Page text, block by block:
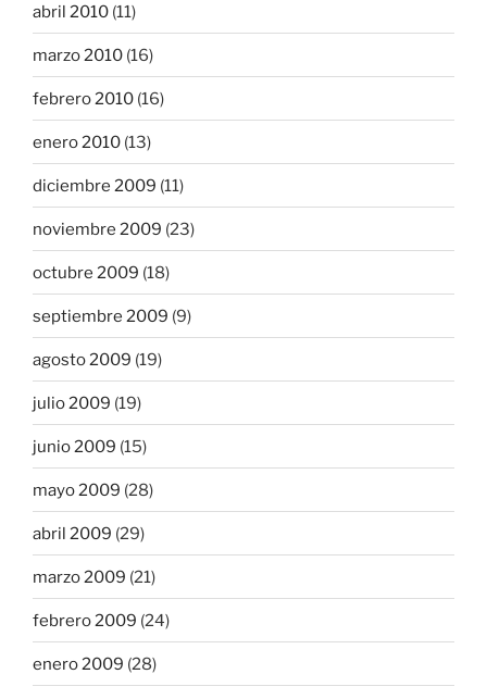
abril 2010 (11)
marzo 2010 (16)
febrero 2010 (16)
enero 2010 (13)
diciembre 2009 (11)
noviembre 2009 (23)
octubre 2009 (18)
septiembre 2009 (9)
agosto 2009 (19)
julio 2009 (19)
junio 2009 (15)
mayo 2009 (28)
abril 2009 (29)
marzo 2009 (21)
febrero 2009 (24)
enero 2009 (28)